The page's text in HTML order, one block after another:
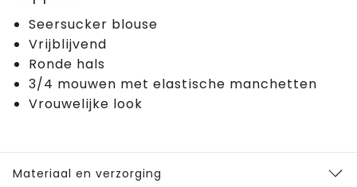
Seersucker blouse
Vrijblijvend
Ronde hals
3/4 mouwen met elastische manchetten
Vrouwelijke look
Materiaal en verzorging